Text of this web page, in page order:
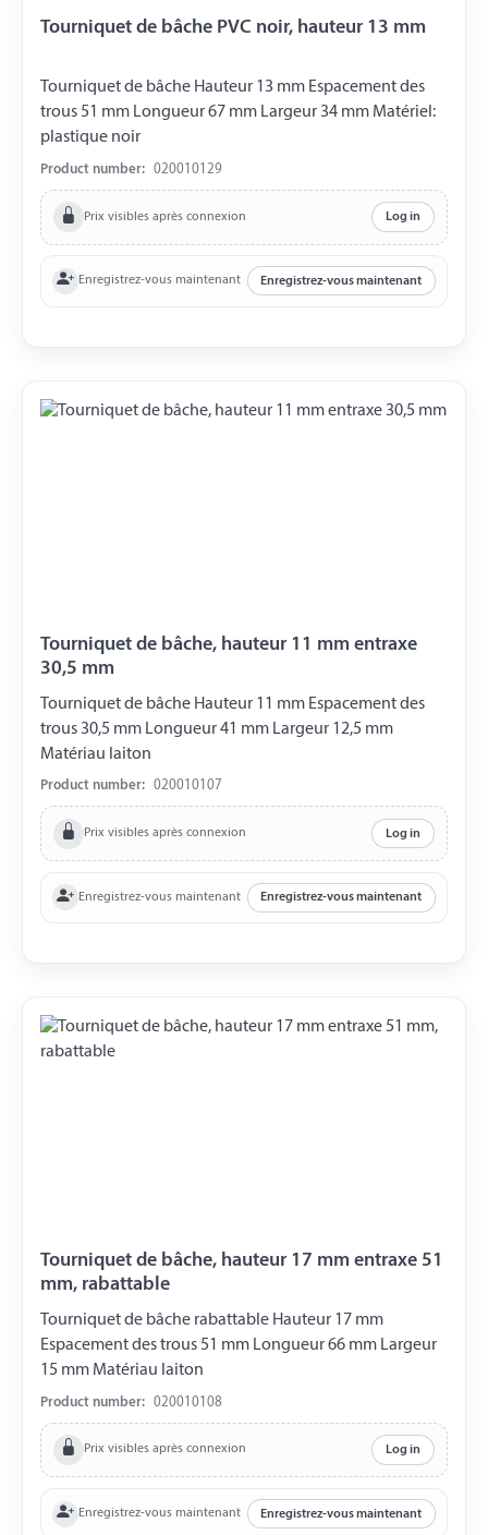
Tourniquet de bâche PVC noir, hauteur 13 mm
Tourniquet de bâche Hauteur 13 mm Espacement des
trous 51 mm Longueur 67 mm Largeur 34 mm Matériel:
plastique noir
Product number: 020010129
Prix visibles après connexion Log in
Enregistrez-vous maintenant Enregistrez-vous maintenant
Tourniquet de bâche, hauteur 11 mm entraxe
30,5 mm
Tourniquet de bâche Hauteur 11 mm Espacement des
trous 30,5 mm Longueur 41 mm Largeur 12,5 mm
Matériau laiton
Product number: 020010107
Prix visibles après connexion Log in
Enregistrez-vous maintenant Enregistrez-vous maintenant
Tourniquet de bâche, hauteur 17 mm entraxe 51
mm, rabattable
Tourniquet de bâche rabattable Hauteur 17 mm
Espacement des trous 51 mm Longueur 66 mm Largeur
15 mm Matériau laiton
Product number: 020010108
Prix visibles après connexion Log in
Enregistrez-vous maintenant Enregistrez-vous maintenant